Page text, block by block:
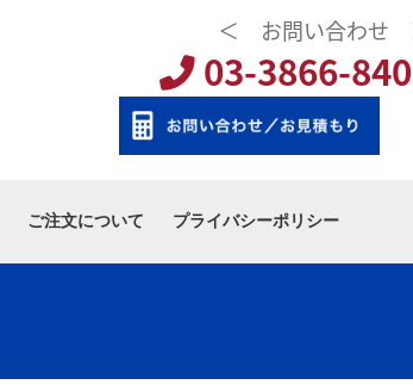
＜ お問い合わせ
03-3866-
ご注文について プライバシーポリシー